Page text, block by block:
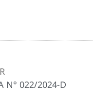
N° 022/2024-D